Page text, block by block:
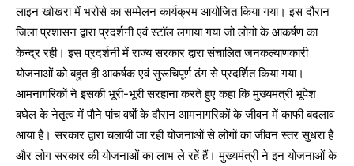
लाइन खोखरा में भरोसे का सम्मेलन कार्यक्रम आयोजित किया गया। इस दौरान
जिला प्रशासन द्वारा प्रदर्शनी एवं स्टॉल लगाया गया जो लोगो के आकर्षण का
केन्द्र रही। इस प्रदर्शनी में राज्य सरकार द्वारा संचालित जनकल्याणकारी
योजनाओं को बहुत ही आकर्षक एवं सुरूचिपूर्ण ढंग से प्रदर्शित किया गया।
आमनागरिकों ने इसकी भूरी-भूरी सरहाना करते हुए कहा कि मुख्यमंत्री भूपेश
बघेल के नेतृत्व में पौने पांच वर्षाें के दौरान आमनागरिकों के जीवन में काफी बदलाव
आया है। सरकार द्वारा चलायी जा रही योजनाओं से लोगों का जीवन स्तर सुधरा है
और लोग सरकार की योजनाओं का लाभ ले रहें हैं। मुख्यमंत्री ने इन योजनाओं के